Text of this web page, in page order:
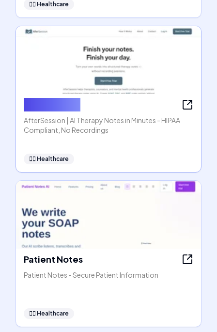
👩‍⚕️ Healthcare
AfterSession | AI Therapy Notes in Minutes - HIPAA
Compliant, No Recordings
👩‍⚕️ Healthcare
Patient Notes
Patient Notes - Secure Patient Information
👩‍⚕️ Healthcare